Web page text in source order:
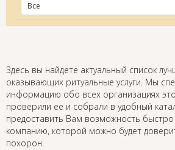
Все
Здесь вы найдете актуальный список
оказывающих ритуальные услуги. Мы
информацию обо всех организациях
проверили ее и собрали в удобный
предоставить Вам возможность
компанию, которой можно будет
похорон.